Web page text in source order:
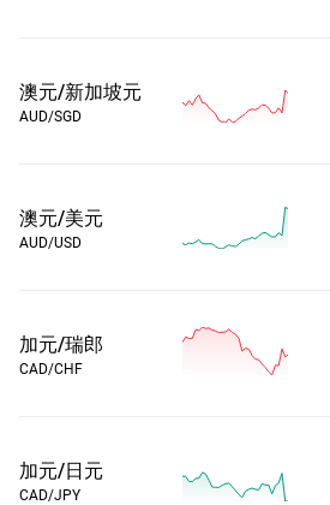
澳元/新加坡元
AUD/SGD
澳元/美元
AUD/USD
加元/瑞郎
CAD/CHF
加元/日元
CAD/JPY